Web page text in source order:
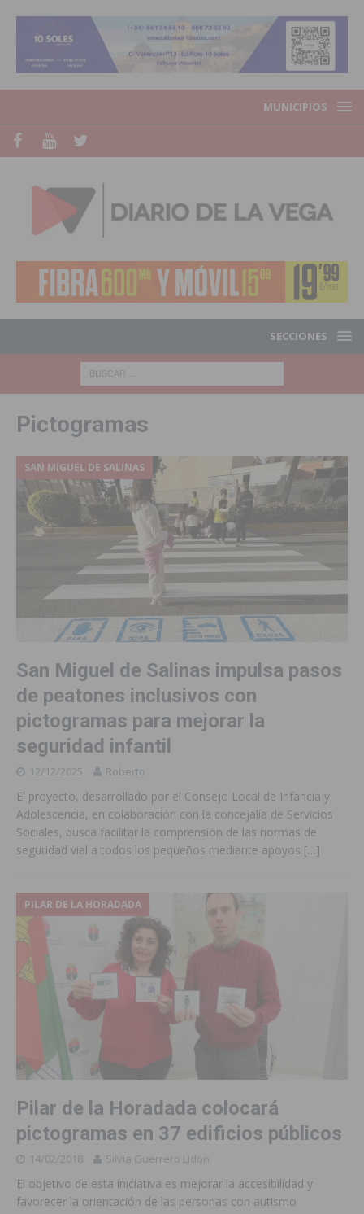
MUNICIPIOS
SECCIONES
Pictogramas
SAN MIGUEL DE SALINAS
San Miguel de Salinas impulsa pasos
de peatones inclusivos con
pictogramas para mejorar la
seguridad infantil
12/12/2025 Roberto
El proyecto, desarrollado por el Consejo Local de Infancia y
Adolescencia, en colaboración con la concejalía de Servicios
Sociales, busca facilitar la comprensión de las normas de
seguridad vial a todos los pequeños mediante apoyos […]
PILAR DE LA HORADADA
Pilar de la Horadada colocará
pictogramas en 37 edificios públicos
14/02/2018 Silvia Guerrero Lidón
El objetivo de esta iniciativa es mejorar la accesibilidad y
favorecer la orientación de las personas con autismo